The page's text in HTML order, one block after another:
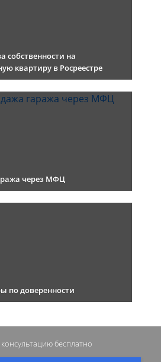
собственности на
квартиру в Росреестре
через МФЦ
по доверенности
бесплатно